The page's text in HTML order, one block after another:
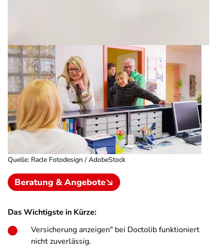
Quelle: Racle Fotodesign / AdobeStock
Beratung & Angebote
Das Wichtigste in Kürze:
Versicherung anzeigen" bei Doctolib funktioniert
nicht zuverlässig.